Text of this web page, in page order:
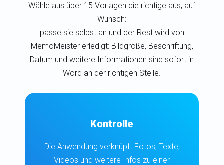
Wähle aus über 15 Vorlagen die richtige aus, auf
Wunsch:
passe sie selbst an und der Rest wird von
MemoMeister erledigt: Bildgröße, Beschriftung,
Datum und weitere Informationen sind sofort in
Word an der richtigen Stelle.
Kontrolle
Die Anwendung verknüpft Fotos, Texte,
Videos und weitere Infos zu einer